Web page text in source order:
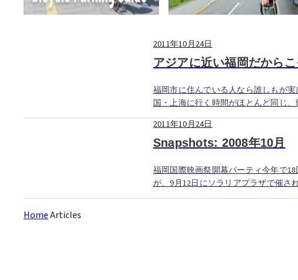
2011年10月24日
アジアに近い福岡だから
福岡市に住んでいる人なら誰しもが
国・上海に行く時間がほとんど同じ
りもアジアに行きますね。
2011年10月24日
Snapshots: 2008年10月
福岡国際映画祭開幕パーティ今年で
が、9月12日にソラリアプラザで催さ
トたちで […]
HomeArticles